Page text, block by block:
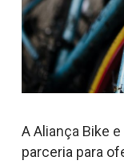
A Aliança Bike
parceria para